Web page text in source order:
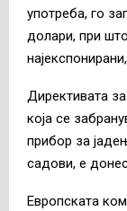
употреба, го
долари, при
Директивата
која се
прибор за
садови, е
Европската